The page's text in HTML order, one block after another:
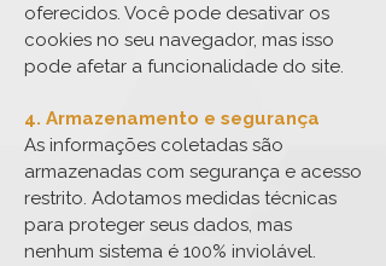
oferecidos. Você pode desativar os
cookies no seu navegador, mas isso
pode afetar a funcionalidade do site.
4. Armazenamento e segurança
As informações coletadas são
armazenadas com segurança e acesso
restrito. Adotamos medidas técnicas
para proteger seus dados, mas
nenhum sistema é 100% inviolável.